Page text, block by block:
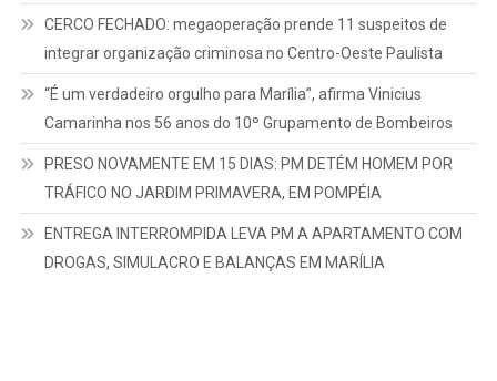
CERCO FECHADO: megaoperação prende 11 suspeitos de
integrar organização criminosa no Centro-Oeste Paulista
“É um verdadeiro orgulho para Marília”, afirma Vinicius
Camarinha nos 56 anos do 10º Grupamento de Bombeiros
PRESO NOVAMENTE EM 15 DIAS: PM DETÉM HOMEM POR
TRÁFICO NO JARDIM PRIMAVERA, EM POMPÉIA
ENTREGA INTERROMPIDA LEVA PM A APARTAMENTO COM
DROGAS, SIMULACRO E BALANÇAS EM MARÍLIA